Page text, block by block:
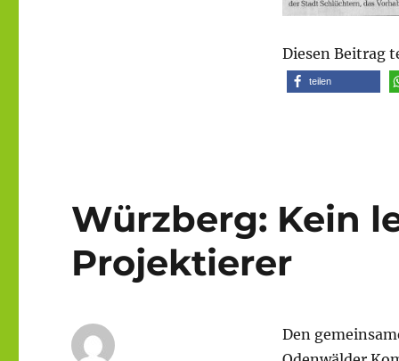
Diesen Beitrag
teilen
Würzberg: Kein
Projektierer
Den